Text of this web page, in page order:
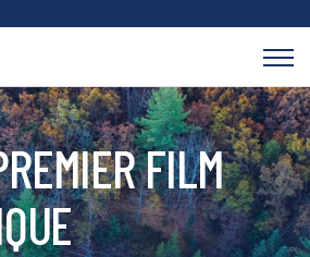
FILM
cookies